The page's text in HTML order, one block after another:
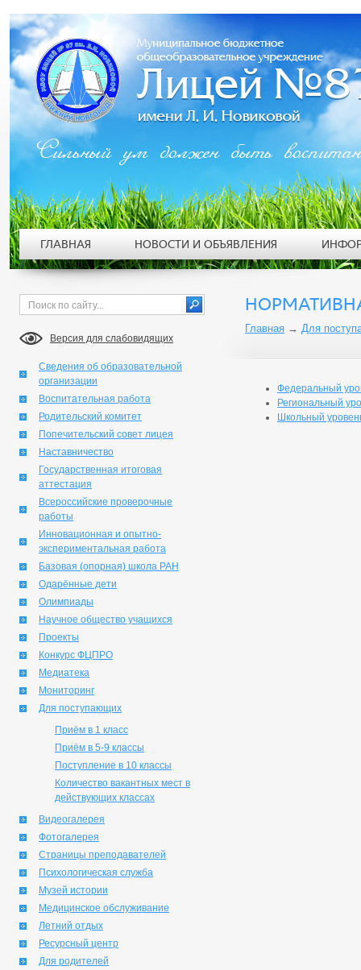
Версия для слабовидящих
Сведения об образовательной
организации
Воспитательная работа
Родительский комитет
Попечительский совет лицея
Наставничество
Государственная итоговая
аттестация
Всероссийские проверочные
работы
Инновационная и опытно-
экспериментальная работа
Базовая (опорная) школа РАН
Одарённые дети
Олимпиады
Научное общество учащихся
Проекты
Конкурс ФЦПРО
Медиатека
Мониторинг
Для поступающих
Приём в 1 класс
Приём в 5-9 классы
Поступление в 10 классы
Количество вакантных мест в
действующих классах
Видеогалерея
Фотогалерея
Страницы преподавателей
Психологическая служба
Музей истории
Медицинское обслуживание
Летний отдых
Ресурсный центр
Для родителей
Главная → Для
Федеральный
Региональный
Школьный
Сильный ум должен быть
ГЛАВНАЯ НОВОСТИ И ОБЪЯВЛЕНИЯ